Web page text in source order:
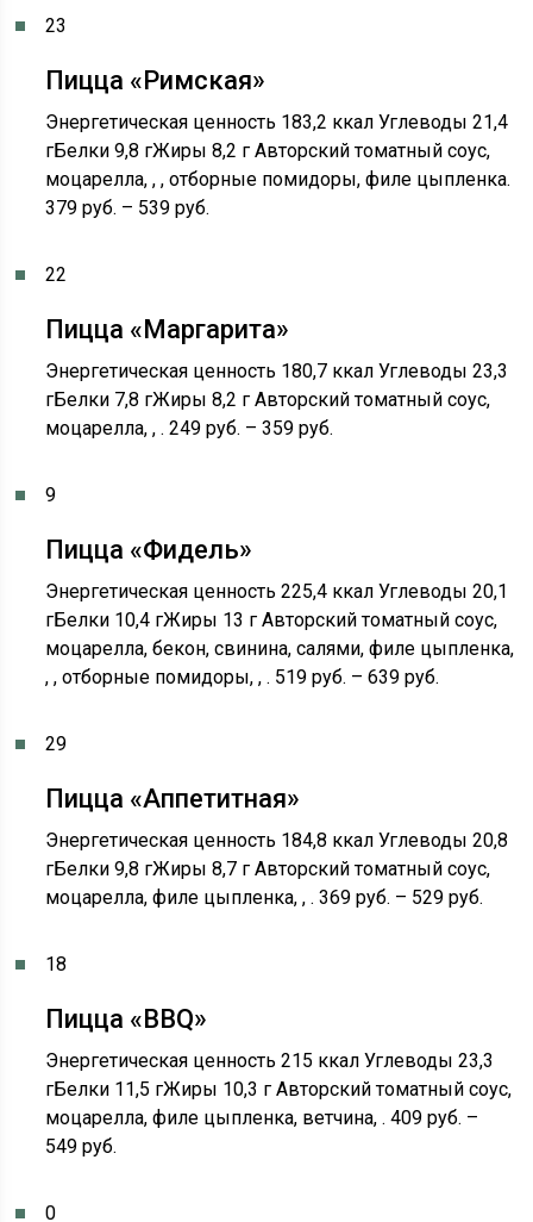
23
Пицца «Римская»
Энергетическая ценность 183,2 ккал Углеводы 21,4
гБелки 9,8 гЖиры 8,2 г Авторский томатный соус,
моцарелла, , , отборные помидоры, филе цыпленка.
379 руб. – 539 руб.
22
Пицца «Маргарита»
Энергетическая ценность 180,7 ккал Углеводы 23,3
гБелки 7,8 гЖиры 8,2 г Авторский томатный соус,
моцарелла, , . 249 руб. – 359 руб.
9
Пицца «Фидель»
Энергетическая ценность 225,4 ккал Углеводы 20,1
гБелки 10,4 гЖиры 13 г Авторский томатный соус,
моцарелла, бекон, свинина, салями, филе цыпленка,
, , отборные помидоры, , . 519 руб. – 639 руб.
29
Пицца «Аппетитная»
Энергетическая ценность 184,8 ккал Углеводы 20,8
гБелки 9,8 гЖиры 8,7 г Авторский томатный соус,
моцарелла, филе цыпленка, , . 369 руб. – 529 руб.
18
Пицца «BBQ»
Энергетическая ценность 215 ккал Углеводы 23,3
гБелки 11,5 гЖиры 10,3 г Авторский томатный соус,
моцарелла, филе цыпленка, ветчина, . 409 руб. –
549 руб.
0